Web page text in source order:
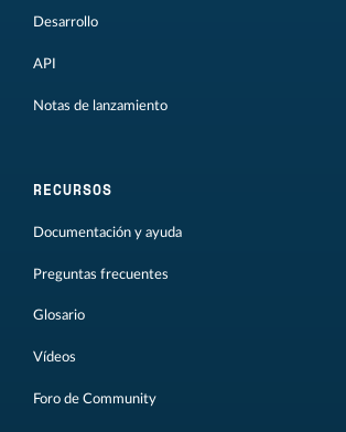
Desarrollo
API
Notas de lanzamiento
RECURSOS
Documentación y ayuda
Preguntas frecuentes
Glosario
Vídeos
Foro de Community